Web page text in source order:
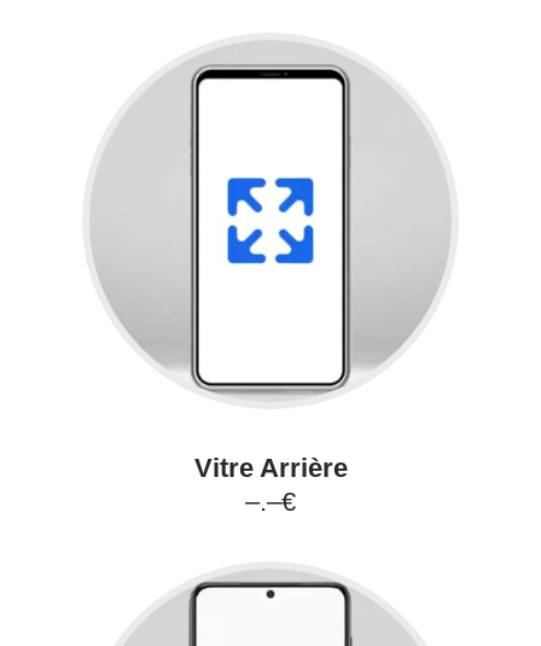
Vitre Arrière
–.–€